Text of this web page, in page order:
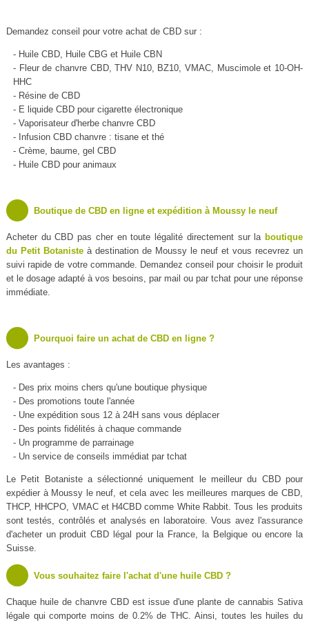
Demandez conseil pour votre achat de CBD sur :
- Huile CBD, Huile CBG et Huile CBN
- Fleur de chanvre CBD, THV N10, BZ10, VMAC, Muscimole et 10-OH-
HHC
- Résine de CBD
- E liquide CBD pour cigarette électronique
- Vaporisateur d'herbe chanvre CBD
- Infusion CBD chanvre : tisane et thé
- Crème, baume, gel CBD
- Huile CBD pour animaux
Boutique de CBD en ligne et expédition à Moussy le neuf
Acheter du CBD pas cher en toute légalité directement sur la boutique
du Petit Botanisteà destination de Moussy le neuf et vous recevrez un
suivi rapide de votre commande. Demandez conseil pour choisir le produit
et le dosage adapté à vos besoins, par mail ou par tchat pour une réponse
immédiate.
Pourquoi faire un achat de CBD en ligne ?
Les avantages :
- Des prix moins chers qu'une boutique physique
- Des promotions toute l'année
- Une expédition sous 12 à 24H sans vous déplacer
- Des points fidélités à chaque commande
- Un programme de parrainage
- Un service de conseils immédiat par tchat
Le Petit Botaniste a sélectionné uniquement le meilleur du CBD pour
expédier à Moussy le neuf, et cela avec les meilleures marques de CBD,
THCP, HHCPO, VMAC et H4CBD comme White Rabbit. Tous les produits
sont testés, contrôlés et analysés en laboratoire. Vous avez l'assurance
d'acheter un produit CBD légal pour la France, la Belgique ou encore la
Suisse.
Vous souhaitez faire l'achat d'une huile CBD ?
Chaque huile de chanvre CBD est issue d'une plante de cannabis Sativa
légale qui comporte moins de 0.2% de THC. Ainsi, toutes les huiles du